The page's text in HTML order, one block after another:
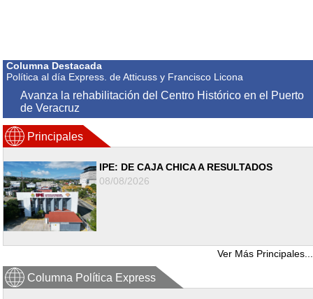
Columna Destacada
Política al día Express. de Atticuss y Francisco Licona
Avanza la rehabilitación del Centro Histórico en el Puerto
de Veracruz
Principales
IPE: DE CAJA CHICA A RESULTADOS
08/08/2026
Ver Más Principales...
Columna Política Express